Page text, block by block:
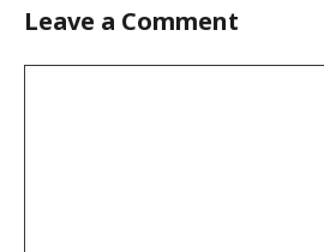
Leave a Comment